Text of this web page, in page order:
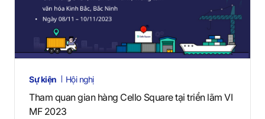
Sự kiện Hội nghị
Tham quan gian hàng Cello Square tại triển lãm VI
MF 2023